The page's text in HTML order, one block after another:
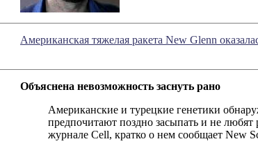
Американская тяжелая ракета New Glenn
Объяснена невозможность заснуть рано
Американские и турецкие генетики
предпочитают поздно засыпать и не
журнале Cell, кратко о нем сообщает New